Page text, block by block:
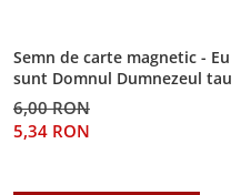
Semn de carte magnetic - Eu
sunt Domnul Dumnezeul tau
6,00 RON
5,34 RON